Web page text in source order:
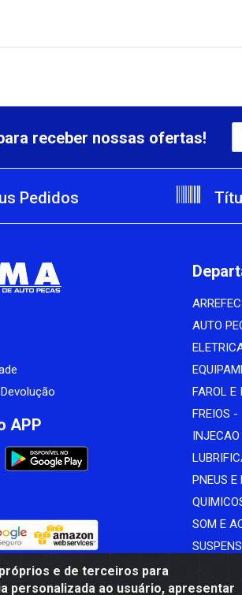
e de terceiros para
personalizada ao usuário, apresentar
receber nossas ofertas!
Pedidos
APP
AUTO
FAROL E
FREIOS -
PNEUS E
SOM E